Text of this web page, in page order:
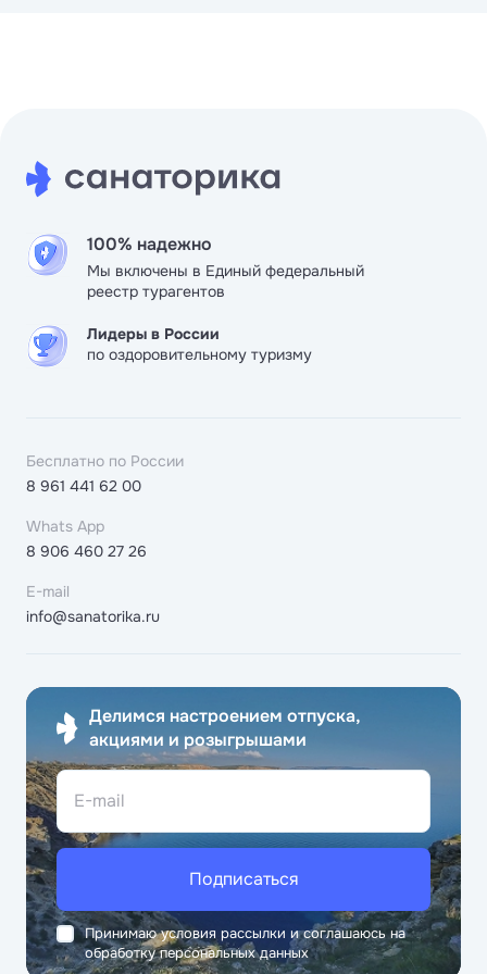
100% надежно
Мы включены в Единый федеральный
реестр турагентов
Лидеры в России
по оздоровительному туризму
Бесплатно по России
8 961 441 62 00
Whats App
8 906 460 27 26
E-mail
info@sanatorika.ru
Делимся настроением отпуска,
акциями и розыгрышами
E-mail
Подписаться
Принимаю условия рассылки и соглашаюсь на
обработку персональных данных